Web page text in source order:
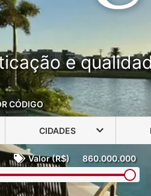
e
CÓDIGO
CIDADES
Valor (R$) 860.000.000